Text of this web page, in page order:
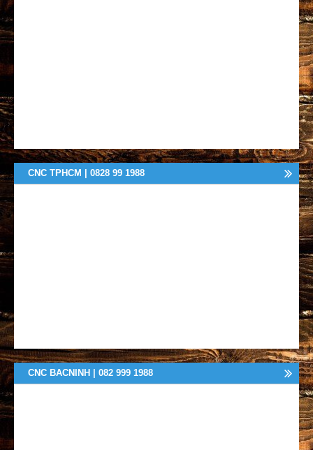
CNC TPHCM | 0828 99 1988
CNC BACNINH | 082 999 1988